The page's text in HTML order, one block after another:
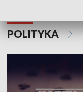
POLITYKA